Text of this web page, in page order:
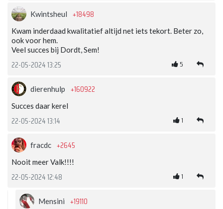
Kwintsheul +18498
Kwam inderdaad kwalitatief altijd net iets tekort. Beter zo,
ook voor hem.
Veel succes bij Dordt, Sem!
22-05-2024 13:25 5
dierenhulp +160922
Succes daar kerel
22-05-2024 13:14 1
fracdc +2645
Nooit meer Valk!!!!
22-05-2024 12:48 1
Mensini +19110